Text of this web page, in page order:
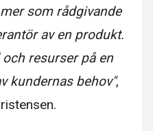
som rådgivande
av en produkt.
resurser på en
kundernas behov",